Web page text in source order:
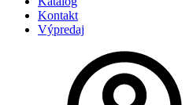
Kontakt
Výpredaj